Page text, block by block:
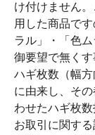
け付けません
用した商品で
ラル」・「色
御要望で無くす
ハギ枚数（幅
に由来し、そ
わせたハギ枚数
お取引に関す